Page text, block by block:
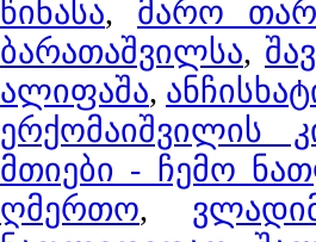
წინასა, მარო
ბარათაშვილსა,
ალიფაშა,
მთიები - ჩემო
ღმერთო,